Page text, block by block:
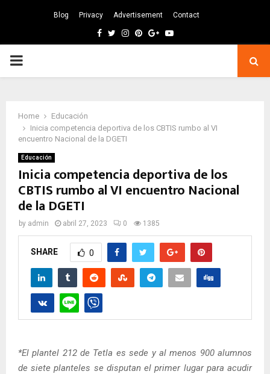
Blog Privacy Advertisement Contact
Facebook
TwitterInstagram
Pinterest
GoogleYoutube
PRIMARY
Home
Educación
Inicia competencia deportiva de los CBTIS rumbo al VI
encuentro Nacional de la DGETI
Educación
Inicia competencia deportiva de los
CBTIS rumbo al VI encuentro Nacional
de la DGETI
by admin abril 27, 2023 0 1385
SHARE 0
*El plantel 212 de Tetla es sede y al menos 900 alumnos
de siete planteles se disputan el primer lugar para acudir